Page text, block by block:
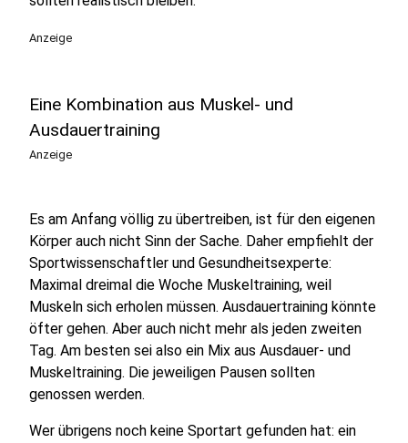
Anzeige
Eine Kombination aus Muskel- und
Ausdauertraining
Anzeige
Es am Anfang völlig zu übertreiben, ist für den eigenen
Körper auch nicht Sinn der Sache. Daher empfiehlt der
Sportwissenschaftler und Gesundheitsexperte:
Maximal dreimal die Woche Muskeltraining, weil
Muskeln sich erholen müssen. Ausdauertraining könnte
öfter gehen. Aber auch nicht mehr als jeden zweiten
Tag. Am besten sei also ein Mix aus Ausdauer- und
Muskeltraining. Die jeweiligen Pausen sollten
genossen werden.
Wer übrigens noch keine Sportart gefunden hat: ein